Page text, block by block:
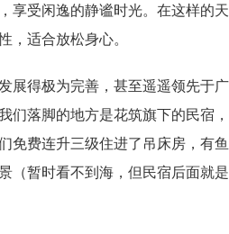
享受闲逸的静谧时光。在这样的
，适合放松身心。
展得极为完善，甚至遥遥领先于
们落脚的地方是花筑旗下的民宿
免费连升三级住进了吊床房，有
（暂时看不到海，但民宿后面就